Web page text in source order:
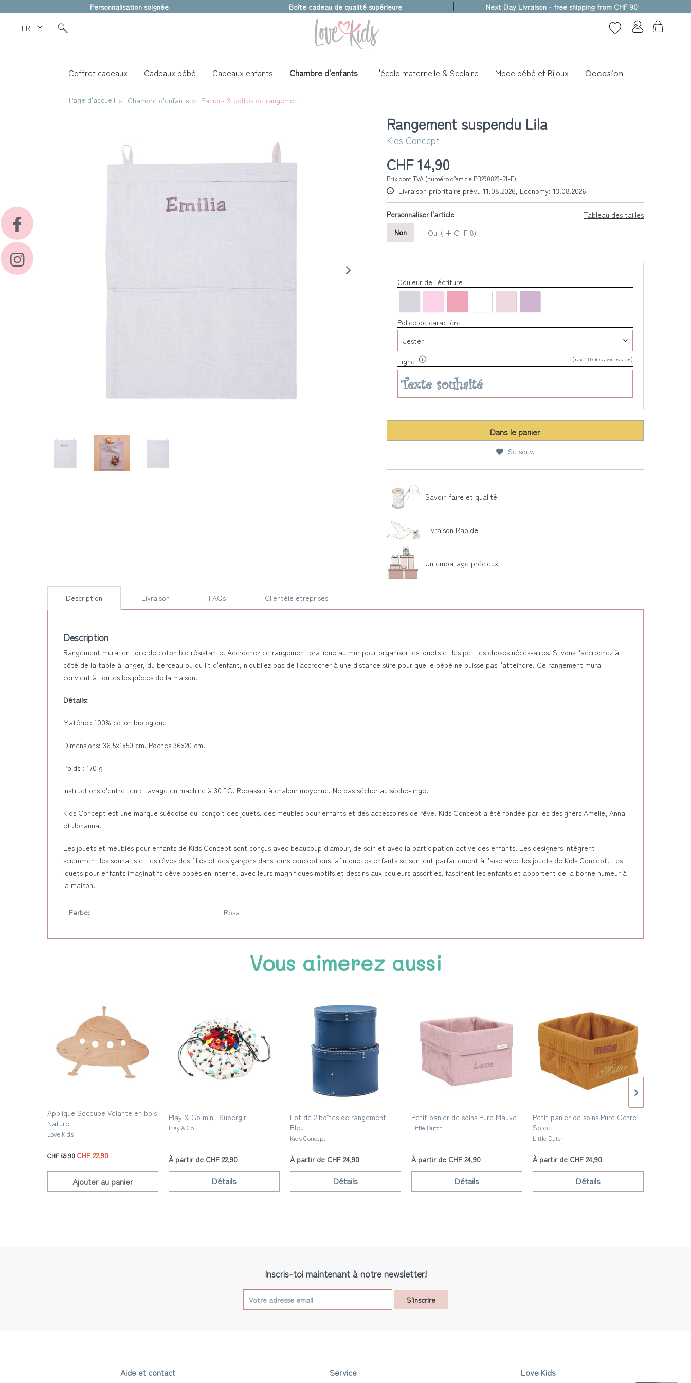
Personnalisation soignée Boîte cadeau de qualité supérieure Next Day Livraison - free shipping from CHF 90
FR Love Kids
Coffret cadeaux Cadeaux bébé Cadeaux enfants Chambre d'enfants L'école maternelle & Scolaire Mode bébé et Bijoux Occasion
Page d'accueil Chambre d'enfants Paniers & boîtes de rangement
Rangement suspendu Lila
Kids Concept
CHF 14,90
Prix dont TVA (numéro d’article PB290823-51-E)
Livraison prioritaire prévu 11.08.2026, Economy: 13.08.2026
Tableau des tailles
Personnaliser l'article
Non
Oui ( + CHF 8)
Couleur de l'écriture
Police de caractère
Ligne (max. 10 lettres avec espaces)
Dans le panier
Se souv.
Savoir-faire et qualité
Livraison Rapide
Un emballage précieux
Description Livraison FAQs Clientèle etreprises
Description
Rangement mural en toile de coton bio résistante. Accrochez ce rangement pratique au mur pour organiser les jouets et les petites choses nécessaires. Si vous l'accrochez à
côté de la table à langer, du berceau ou du lit d'enfant, n'oubliez pas de l'accrocher à une distance sûre pour que le bébé ne puisse pas l'atteindre. Ce rangement mural
convient à toutes les pièces de la maison.
Détails:
Matériel: 100% coton biologique
Dimensions: 36,5x1x50 cm. Poches 36x20 cm.
Poids : 170 g
Instructions d'entretien : Lavage en machine à 30 °C. Repasser à chaleur moyenne. Ne pas sécher au sèche-linge.
Kids Concept est une marque suédoise qui conçoit des jouets, des meubles pour enfants et des accessoires de rêve. Kids Concept a été fondée par les designers Amelie, Anna
et Johanna.
Les jouets et meubles pour enfants de Kids Concept sont conçus avec beaucoup d'amour, de soin et avec la participation active des enfants. Les designers intègrent
sciemment les souhaits et les rêves des filles et des garçons dans leurs conceptions, afin que les enfants se sentent parfaitement à l'aise avec les jouets de Kids Concept. Les
jouets pour enfants imaginatifs développés en interne, avec leurs magnifiques motifs et dessins aux couleurs assorties, fascinent les enfants et apportent de la bonne humeur à
la maison.
Farbe: Rosa
Vous aimerez aussi
Applique Socoupe Volante en bois
Naturel
Love Kids
CHF 69,90 CHF 22,90
Ajouter au panier
Play & Go mini, Supergirl
Play & Go
À partir de CHF 22,90
Détails
Lot de 2 boîtes de rangement
Bleu
Kids Concept
À partir de CHF 24,90
Détails
Petit panier de soins Pure Mauve
Little Dutch
À partir de CHF 24,90
Détails
Petit panier de soins Pure Ochre
Spice
Little Dutch
À partir de CHF 24,90
Détails
Inscris-toi maintenant à notre newsletter!
S'inscrire
Aide et contact Service Love Kids